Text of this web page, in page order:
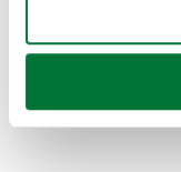
Identificar su
para buscar
Obtenga más